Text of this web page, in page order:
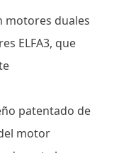
motores duales
ELFA3, que
patentado de
motor